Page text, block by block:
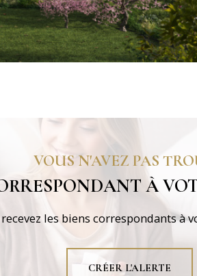
VOUS N'AVEZ PAS
À
les biens correspondants à
CRÉER L'ALERTE